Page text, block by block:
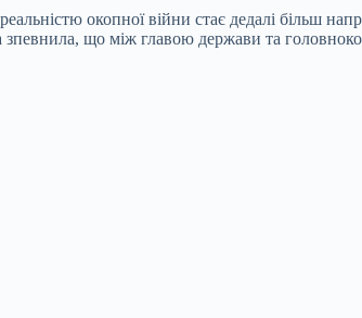
окопної війни стає дедалі більш
що між главою держави та